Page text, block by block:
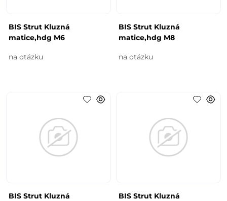
BIS Strut Kluzná
matice,hdg M6
na otázku
BIS Strut Kluzná
matice,hdg M8
na otázku
BIS Strut Kluzná
BIS Strut Kluzná